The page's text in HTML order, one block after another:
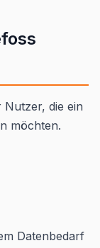
die ein
möchten.
Datenbedarf